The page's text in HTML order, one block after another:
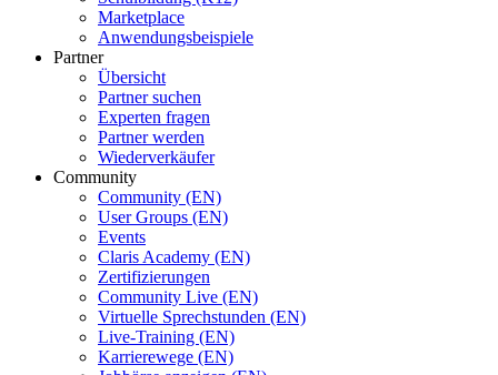
Marketplace
Anwendungsbeispiele
Partner
Übersicht
Partner suchen
Experten fragen
Partner werden
Wiederverkäufer
Community
Community (EN)
User Groups (EN)
Events
Claris Academy (EN)
Zertifizierungen
Community Live (EN)
Virtuelle Sprechstunden (EN)
Live-Training (EN)
Karrierewege (EN)